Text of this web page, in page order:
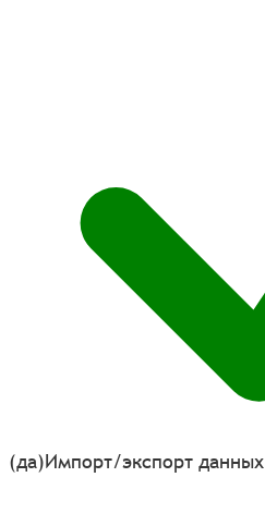
(да)Импорт/экспорт данных